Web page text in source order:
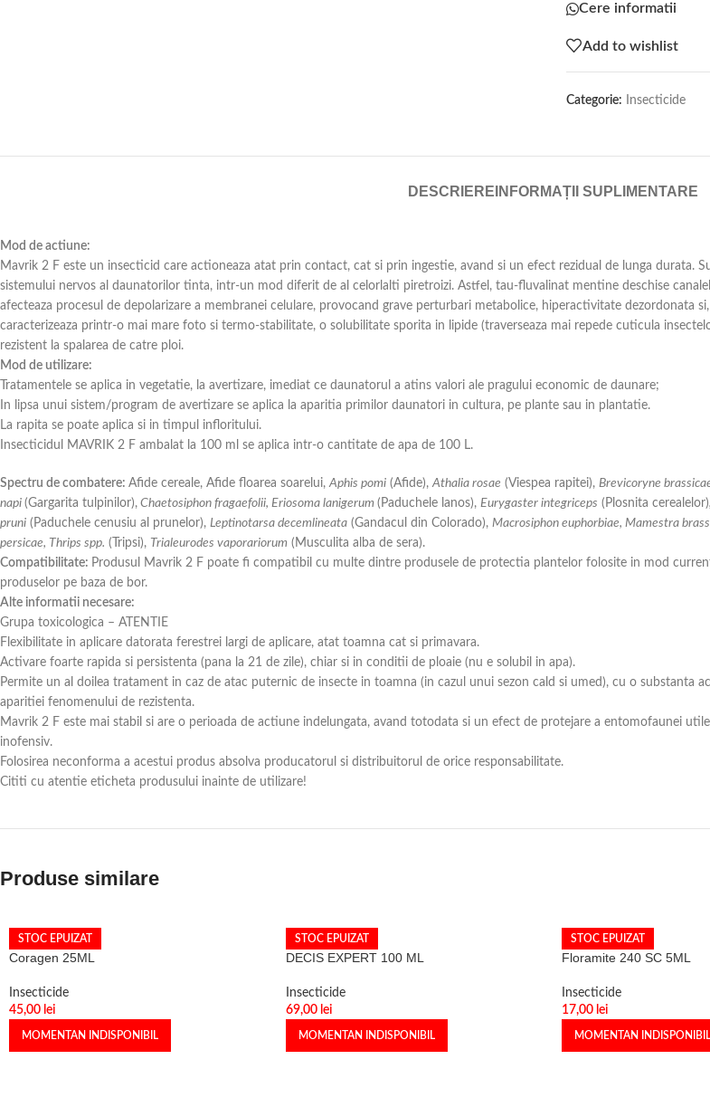
Cere informatii
Add to wishlist
Categorie: Insecticide
DESCRIERE INFORMAȚII SUPLIMENTARE
Mod de actiune:
Mavrik 2 F este un insecticid care actioneaza atat prin contact, cat si prin ingestie, avand si un efect rezidual de lunga durata.
sistemului nervos al daunatorilor tinta, intr-un mod diferit de al celorlalti piretroizi. Astfel, tau-fluvalinat mentine deschise
afecteaza procesul de depolarizare a membranei celulare, provocand grave perturbari metabolice, hiperactivitate dezordonata
caracterizeaza printr-o mai mare foto si termo-stabilitate, o solubilitate sporita in lipide (traverseaza mai repede cuticula
rezistent la spalarea de catre ploi.
Mod de utilizare:
Tratamentele se aplica in vegetatie, la avertizare, imediat ce daunatorul a atins valori ale pragului economic de daunare;
In lipsa unui sistem/program de avertizare se aplica la aparitia primilor daunatori in cultura, pe plante sau in plantatie.
La rapita se poate aplica si in timpul infloritului.
Insecticidul MAVRIK 2 F ambalat la 100 ml se aplica intr-o cantitate de apa de 100 L.
Spectru de combatere: Afide cereale, Afide floarea soarelui,Aphis pomi (Afide),Athalia rosae (Viespea rapitei), Brevicoryne
napi (Gargarita tulpinilor), Chaetosiphon fragaefolii, Eriosoma lanigerum (Paduchele lanos), Eurygaster integriceps (Plosnita cerealelor)
pruni (Paduchele cenusiu al prunelor), Leptinotarsa decemlineata (Gandacul din Colorado), Macrosiphon euphorbiae, Mamestra
persicae, Thrips spp. (Tripsi), Trialeurodes vaporariorum (Musculita alba de sera).
Compatibilitate: Produsul Mavrik 2 F poate fi compatibil cu multe dintre produsele de protectia plantelor folosite in mod
produselor pe baza de bor.
Alte informatii necesare:
Grupa toxicologica – ATENTIE
Flexibilitate in aplicare datorata ferestrei largi de aplicare, atat toamna cat si primavara.
Activare foarte rapida si persistenta (pana la 21 de zile), chiar si in conditii de ploaie (nu e solubil in apa).
Permite un al doilea tratament in caz de atac puternic de insecte in toamna (in cazul unui sezon cald si umed), cu o substanta
aparitiei fenomenului de rezistenta.
Mavrik 2 F este mai stabil si are o perioada de actiune indelungata, avand totodata si un efect de protejare a entomofaunei
inofensiv.
Folosirea neconforma a acestui produs absolva producatorul si distribuitorul de orice responsabilitate.
Cititi cu atentie eticheta produsului inainte de utilizare!
Produse similare
STOC EPUIZAT
Coragen 25ML
Insecticide
45,00 lei
MOMENTAN INDISPONIBIL
STOC EPUIZAT
DECIS EXPERT 100 ML
Insecticide
69,00 lei
MOMENTAN INDISPONIBIL
STOC EPUIZAT
Floramite 240 SC 5ML
Insecticide
17,00 lei
MOMENTAN INDISPONIBIL